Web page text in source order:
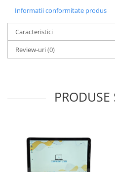
Informatii conformitate produs
Caracteristici
Review-uri(0)